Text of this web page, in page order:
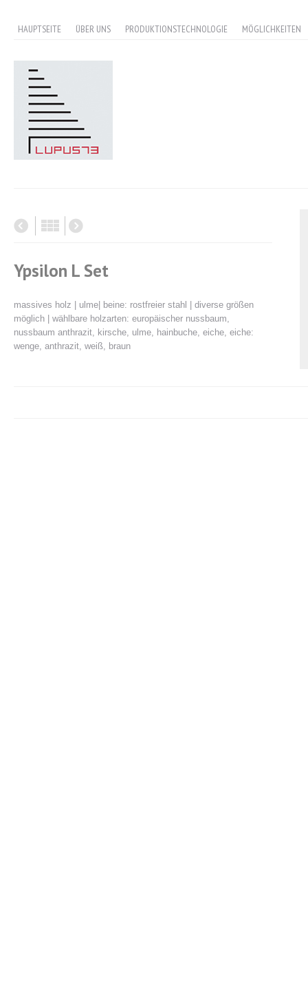
HAUPTSEITE ÜBER UNS PRODUKTIONSTECHNOLOGIE MÖGLICHKEITEN
Ypsilon L Set
massives holz | ulme| beine: rostfreier stahl | diverse größen
möglich | wählbare holzarten: europäischer nussbaum,
nussbaum anthrazit, kirsche, ulme, hainbuche, eiche, eiche:
wenge, anthrazit, weiß, braun